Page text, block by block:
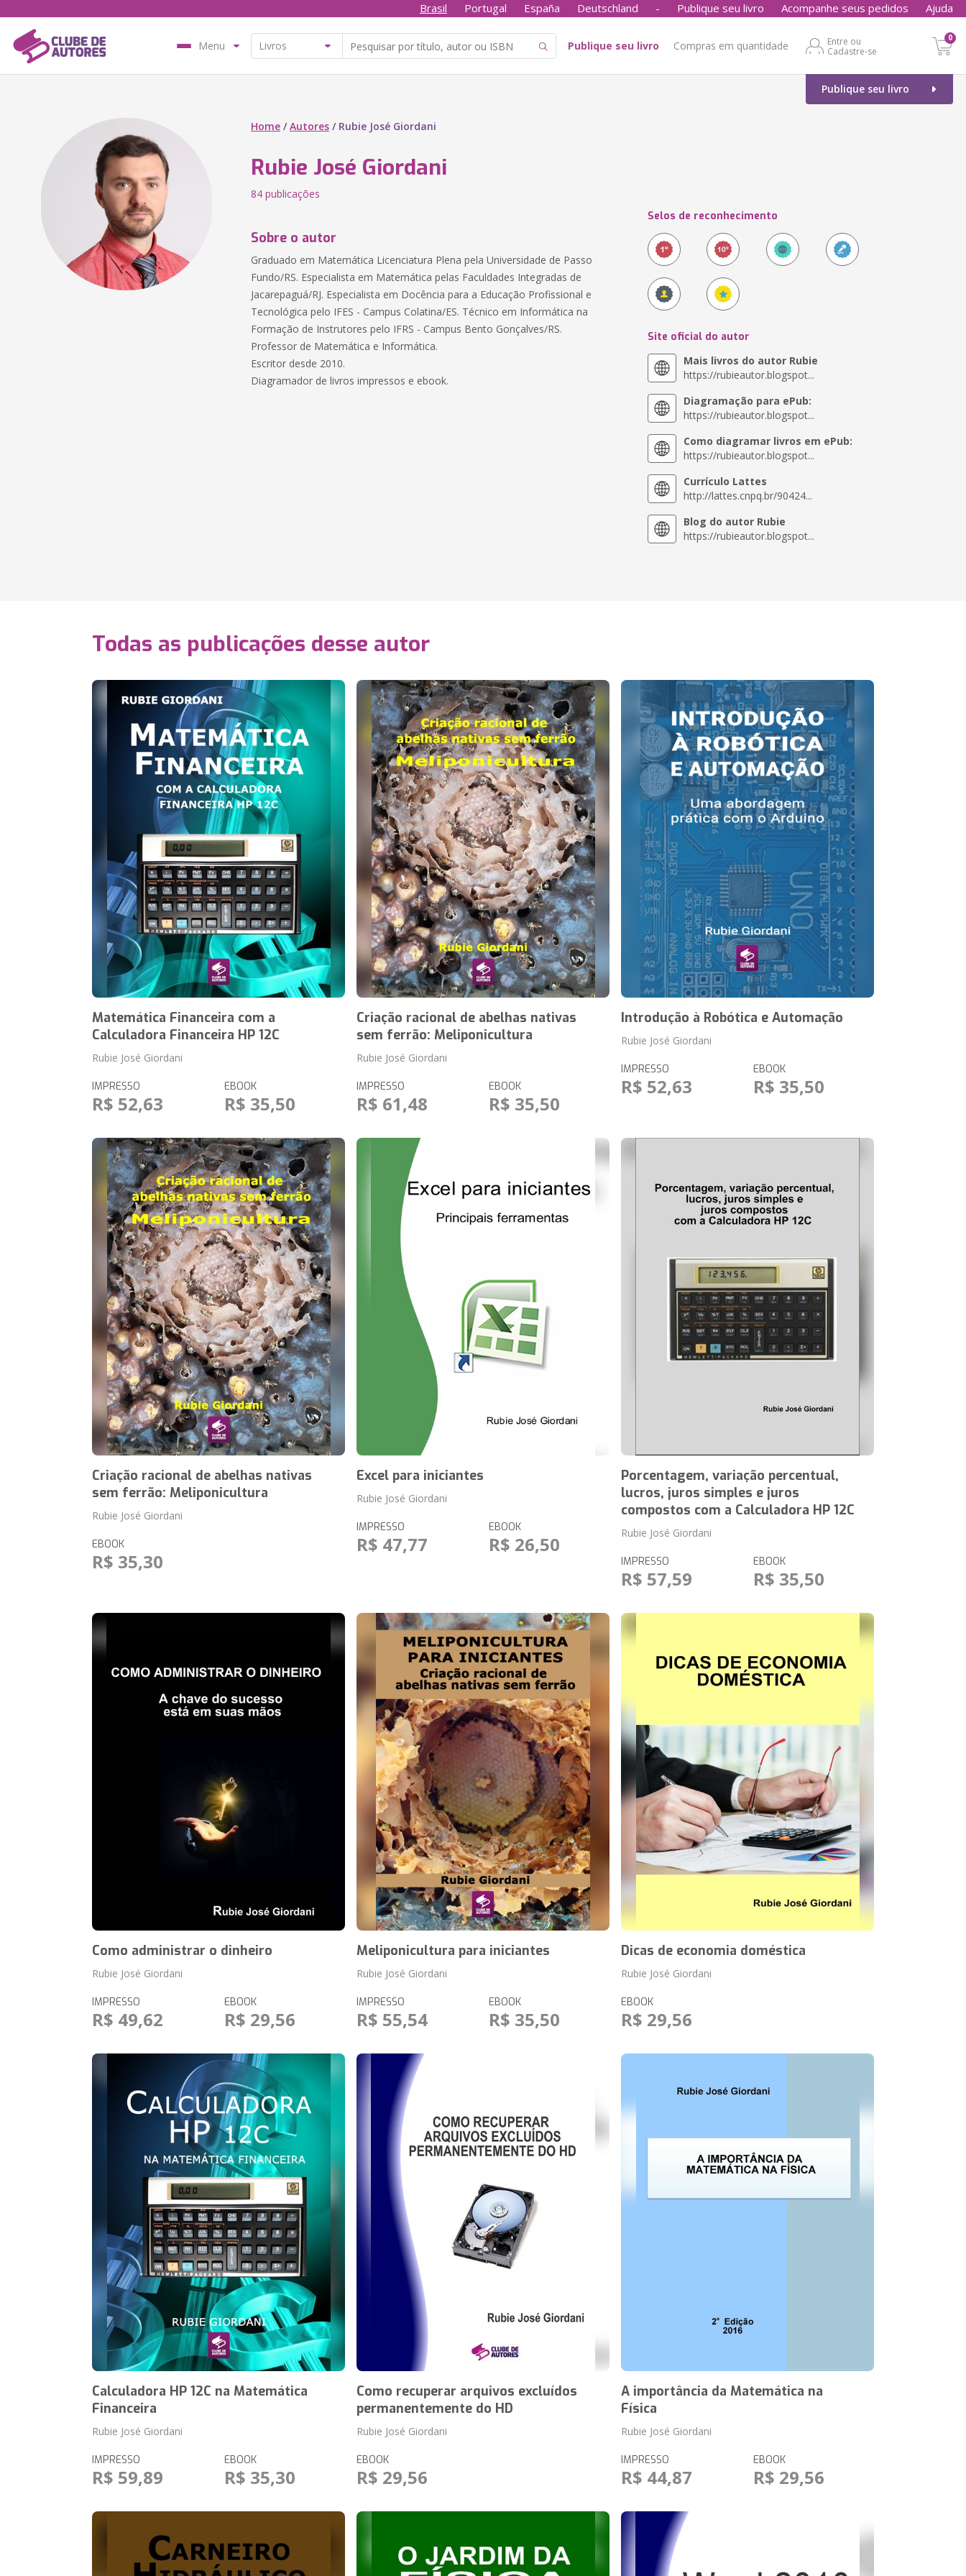
Brasil Portugal España Deutschland - Publique seu livro Acompanhe seus pedidos Ajuda
Menu Publique seu livro Compras em quantidade
Entre ou
Cadastre-se
0
Publique seu livro
Home /Autores / Rubie José Giordani
Rubie José Giordani
84 publicações
Sobre o autor
Graduado em Matemática Licenciatura Plena pela Universidade de Passo
Fundo/RS. Especialista em Matemática pelas Faculdades Integradas de
Jacarepaguá/RJ. Especialista em Docência para a Educação Profissional e
Tecnológica pelo IFES - Campus Colatina/ES. Técnico em Informática na
Formação de Instrutores pelo IFRS - Campus Bento Gonçalves/RS.
Professor de Matemática e Informática.
Escritor desde 2010.
Diagramador de livros impressos e ebook.
Selos de reconhecimento
Site oficial do autor
Mais livros do autor Rubie
https://rubieautor.blogspot...
Diagramação para ePub:
https://rubieautor.blogspot...
Como diagramar livros em ePub:
https://rubieautor.blogspot...
Currículo Lattes
http://lattes.cnpq.br/90424...
Blog do autor Rubie
https://rubieautor.blogspot...
Todas as publicações desse autor
Matemática Financeira com a
Calculadora Financeira HP 12C
Rubie José Giordani
IMPRESSO
R$ 52,63
EBOOK
R$ 35,50
Criação racional de abelhas nativas
sem ferrão: Meliponicultura
Rubie José Giordani
IMPRESSO
R$ 61,48
EBOOK
R$ 35,50
Introdução à Robótica e Automação
Rubie José Giordani
IMPRESSO
R$ 52,63
EBOOK
R$ 35,50
Criação racional de abelhas nativas
sem ferrão: Meliponicultura
Rubie José Giordani
EBOOK
R$ 35,30
Excel para iniciantes
Rubie José Giordani
IMPRESSO
R$ 47,77
EBOOK
R$ 26,50
Porcentagem, variação percentual,
lucros, juros simples e juros
compostos com a Calculadora HP 12C
Rubie José Giordani
IMPRESSO
R$ 57,59
EBOOK
R$ 35,50
Como administrar o dinheiro
Rubie José Giordani
IMPRESSO
R$ 49,62
EBOOK
R$ 29,56
Meliponicultura para iniciantes
Rubie José Giordani
IMPRESSO
R$ 55,54
EBOOK
R$ 35,50
Dicas de economia doméstica
Rubie José Giordani
EBOOK
R$ 29,56
Calculadora HP 12C na Matemática
Financeira
Rubie José Giordani
IMPRESSO
R$ 59,89
EBOOK
R$ 35,30
Como recuperar arquivos excluídos
permanentemente do HD
Rubie José Giordani
EBOOK
R$ 29,56
A importância da Matemática na
Física
Rubie José Giordani
IMPRESSO
R$ 44,87
EBOOK
R$ 29,56